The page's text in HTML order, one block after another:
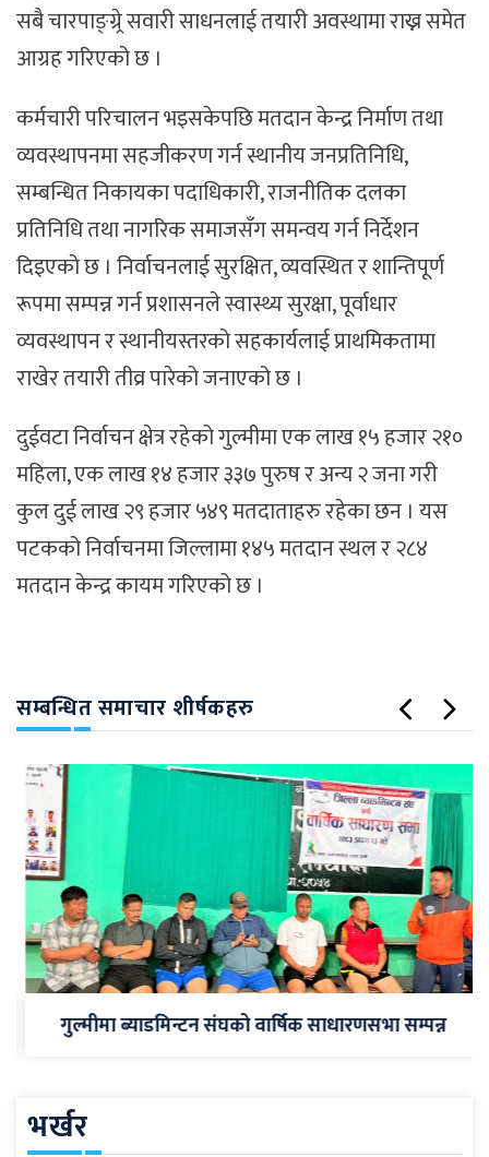
सबै चारपाङ्ग्र्रे सवारी साधनलाई तयारी अवस्थामा राख्न समेत
आग्रह गरिएको छ ।
कर्मचारी परिचालन भइसकेपछि मतदान केन्द्र निर्माण तथा
व्यवस्थापनमा सहजीकरण गर्न स्थानीय जनप्रतिनिधि,
सम्बन्धित निकायका पदाधिकारी, राजनीतिक दलका
प्रतिनिधि तथा नागरिक समाजसँग समन्वय गर्न निर्देशन
दिइएको छ । निर्वाचनलाई सुरक्षित, व्यवस्थित र शान्तिपूर्ण
रूपमा सम्पन्न गर्न प्रशासनले स्वास्थ्य सुरक्षा, पूर्वाधार
व्यवस्थापन र स्थानीयस्तरको सहकार्यलाई प्राथमिकतामा
राखेर तयारी तीव्र पारेको जनाएको छ ।
दुईवटा निर्वाचन क्षेत्र रहेको गुल्मीमा एक लाख १५ हजार २१०
महिला, एक लाख १४ हजार ३३७ पुरुष र अन्य २ जना गरी
कुल दुई लाख २९ हजार ५४९ मतदाताहरु रहेका छन । यस
पटकको निर्वाचनमा जिल्लामा १४५ मतदान स्थल र २८४
मतदान केन्द्र कायम गरिएको छ ।
सम्बन्धित समाचार शीर्षकहरु
गुल्मीमा ब्याडमिन्टन संघको वार्षिक साधारणसभा सम्पन्न
भर्खर